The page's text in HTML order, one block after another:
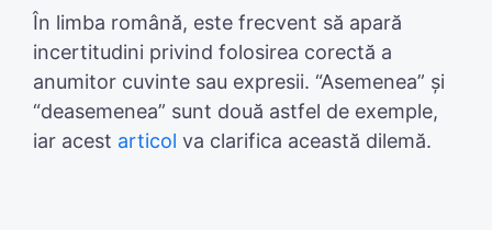
În limba română, este frecvent să apară
incertitudini privind folosirea corectă a
anumitor cuvinte sau expresii. “Asemenea” și
“deasemenea” sunt două astfel de exemple,
iar acest articol va clarifica această dilemă.